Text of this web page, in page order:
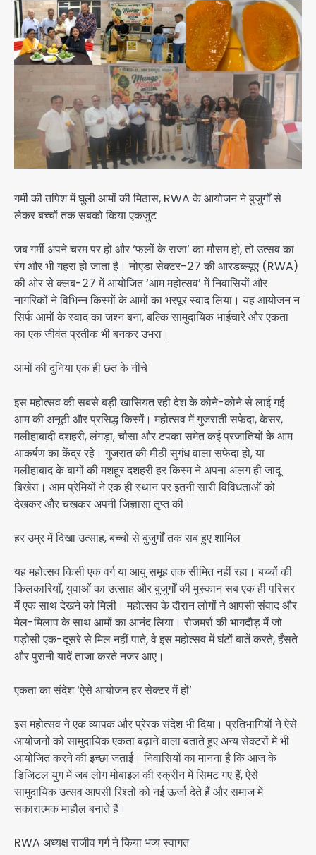
गर्मी की तपिश में घुली आमों की मिठास, RWA के आयोजन ने बुजुर्गों से
लेकर बच्चों तक सबको किया एकजुट
जब गर्मी अपने चरम पर हो और ‘फलों के राजा’ का मौसम हो, तो उत्सव का
रंग और भी गहरा हो जाता है। नोएडा सेक्टर-27 की आरडब्ल्यूए (RWA)
की ओर से क्लब-27 में आयोजित ‘आम महोत्सव’ में निवासियों और
नागरिकों ने विभिन्न किस्मों के आमों का भरपूर स्वाद लिया। यह आयोजन न
सिर्फ आमों के स्वाद का जश्न बना, बल्कि सामुदायिक भाईचारे और एकता
का एक जीवंत प्रतीक भी बनकर उभरा।
आमों की दुनिया एक ही छत के नीचे
इस महोत्सव की सबसे बड़ी खासियत रही देश के कोने-कोने से लाई गई
आम की अनूठी और प्रसिद्ध किस्में। महोत्सव में गुजराती सफेदा, केसर,
मलीहाबादी दशहरी, लंगड़ा, चौसा और टपका समेत कई प्रजातियों के आम
आकर्षण का केंद्र रहे। गुजरात की मीठी सुगंध वाला सफेदा हो, या
मलीहाबाद के बागों की मशहूर दशहरी हर किस्म ने अपना अलग ही जादू
बिखेरा। आम प्रेमियों ने एक ही स्थान पर इतनी सारी विविधताओं को
देखकर और चखकर अपनी जिज्ञासा तृप्त की।
हर उम्र में दिखा उत्साह, बच्चों से बुजुर्गों तक सब हुए शामिल
यह महोत्सव किसी एक वर्ग या आयु समूह तक सीमित नहीं रहा। बच्चों की
किलकारियाँ, युवाओं का उत्साह और बुजुर्गों की मुस्कान सब एक ही परिसर
में एक साथ देखने को मिली। महोत्सव के दौरान लोगों ने आपसी संवाद और
मेल-मिलाप के साथ आमों का आनंद लिया। रोजमर्रा की भागदौड़ में जो
पड़ोसी एक-दूसरे से मिल नहीं पाते, वे इस महोत्सव में घंटों बातें करते, हँसते
और पुरानी यादें ताजा करते नजर आए।
एकता का संदेश ‘ऐसे आयोजन हर सेक्टर में हों’
इस महोत्सव ने एक व्यापक और प्रेरक संदेश भी दिया। प्रतिभागियों ने ऐसे
आयोजनों को सामुदायिक एकता बढ़ाने वाला बताते हुए अन्य सेक्टरों में भी
आयोजित करने की इच्छा जताई। निवासियों का मानना है कि आज के
डिजिटल युग में जब लोग मोबाइल की स्क्रीन में सिमट गए हैं, ऐसे
सामुदायिक उत्सव आपसी रिश्तों को नई ऊर्जा देते हैं और समाज में
सकारात्मक माहौल बनाते हैं।
RWA अध्यक्ष राजीव गर्ग ने किया भव्य स्वागत